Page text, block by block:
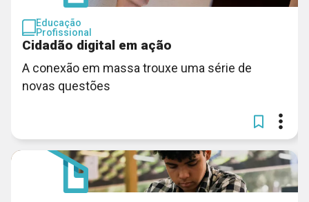
Educação
Profissional
Cidadão digital em ação
A conexão em massa trouxe uma série de
novas questões